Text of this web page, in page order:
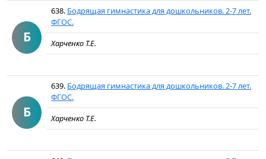
Б
638. Бодрящая гимнастика для дошкольников. 2-7 лет.
ФГОС.
Харченко Т.Е.
Б
639. Бодрящая гимнастика для дошкольников. 2-7 лет.
ФГОС.
Харченко Т.Е.